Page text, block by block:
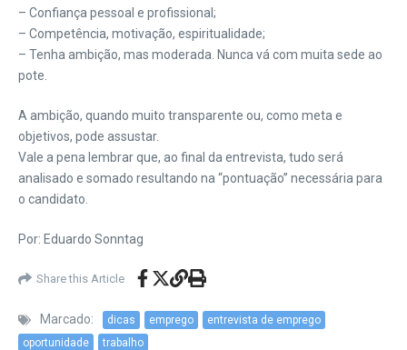
– Confiança pessoal e profissional;
– Competência, motivação, espiritualidade;
– Tenha ambição, mas moderada. Nunca vá com muita sede ao
pote.
A ambição, quando muito transparente ou, como meta e
objetivos, pode assustar.
Vale a pena lembrar que, ao final da entrevista, tudo será
analisado e somado resultando na “pontuação” necessária para
o candidato.
Por: Eduardo Sonntag
Share this Article
Marcado: dicas emprego
entrevista de emprego
oportunidade
trabalho